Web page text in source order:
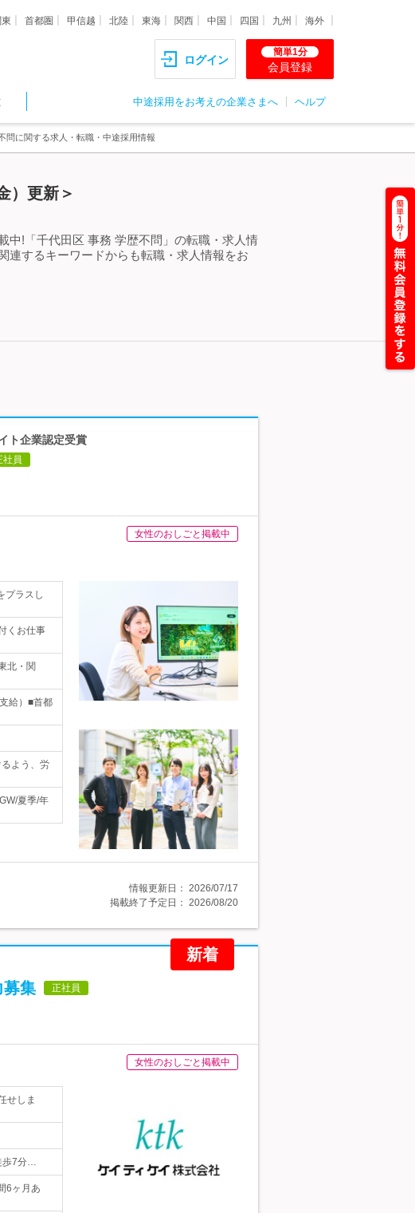
首都圏 甲信越 北陸 東海 関西 中国 四国 九州 海外
ログイン
簡単1分
会員登録
中途採用をお考えの企業さまへ ヘルプ
問に関する求人・転職・中途採用情報
）更新＞
中!「千代田区 事務 学歴不問」の転職・求人情
連するキーワードからも転職・求人情報をお
ト企業認定受賞
社員
女性のおしごと掲載中
プラスし
くお仕事
北・関
給）■首都
よう、労
夏季/年
情報更新日： 2026/07/17
掲載終了予定日： 2026/08/20
新着
集 正社員
女性のおしごと掲載中
せしま
歩7分…
6ヶ月あ